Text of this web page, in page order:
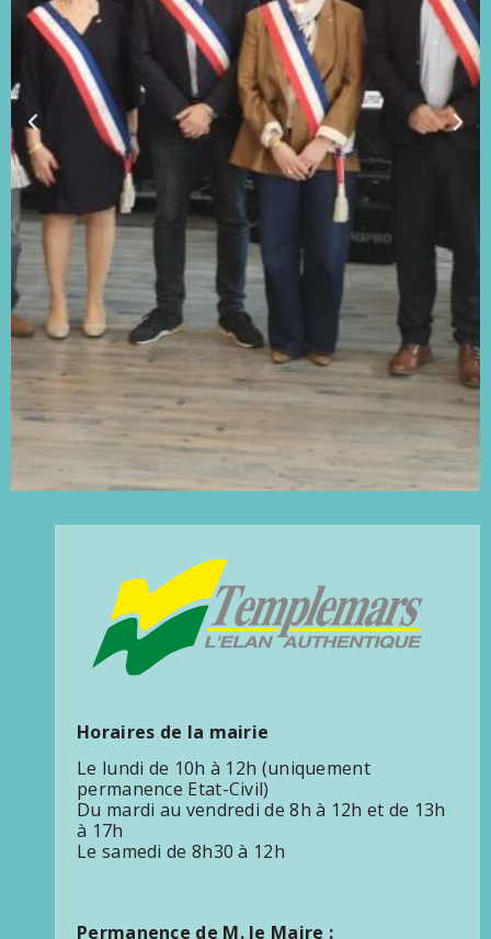
Horaires de la mairie
Le lundi de 10h à 12h (uniquement
permanence Etat-Civil)
Du mardi au vendredi de 8h à 12h et de 13h
à 17h
Le samedi de 8h30 à 12h
Permanence de M. le Maire :